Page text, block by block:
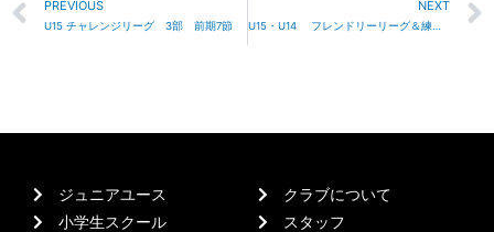
PREVIOUS
U15 チャレンジリーグ 3部 前期7節
NEXT
U15・U14 フレンドリーリーグ＆練習試合
ジュニアユース
小学生スクール
クラブについて
スタッフ